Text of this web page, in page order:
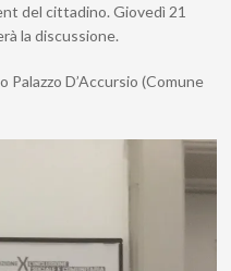
del cittadino. Giovedì 21
la discussione.
Palazzo D’Accursio (Comune